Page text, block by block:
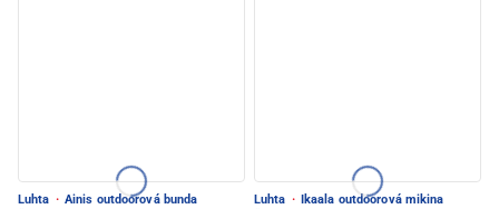
Luhta · Ainis outdoorová bunda
Luhta ·
Ikaala outdoorová mikina